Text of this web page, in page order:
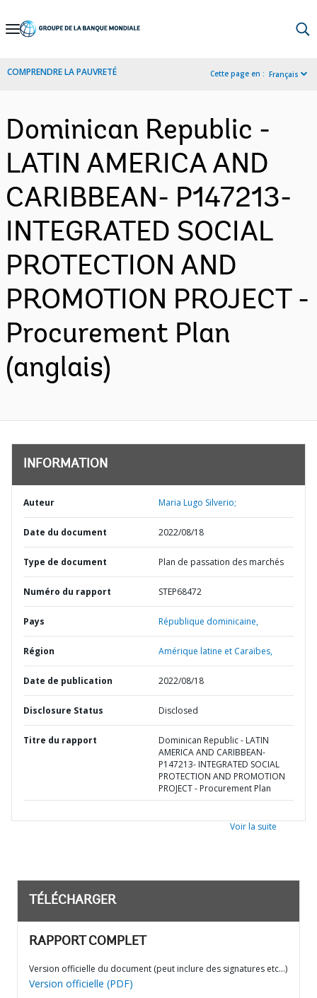
Skip
Navigation
COMPRENDRE LA PAUVRETÉ Cette page en : Français
Dominican Republic -
LATIN AMERICA AND
CARIBBEAN- P147213-
INTEGRATED SOCIAL
PROTECTION AND
PROMOTION PROJECT -
Procurement Plan
(anglais)
INFORMATION
Auteur Maria Lugo Silverio;
Date du document 2022/08/18
Type de document Plan de passation des marchés
Numéro du rapport STEP68472
Pays République dominicaine,
Région Amérique latine et Caraïbes,
Date de publication 2022/08/18
Disclosure Status Disclosed
Titre du rapport
Dominican Republic - LATIN
AMERICA AND CARIBBEAN-
P147213- INTEGRATED SOCIAL
PROTECTION AND PROMOTION
PROJECT - Procurement Plan
Voir la suite
TÉLÉCHARGER
RAPPORT COMPLET
Version officielle du document (peut inclure des signatures etc…)
Version officielle (PDF)